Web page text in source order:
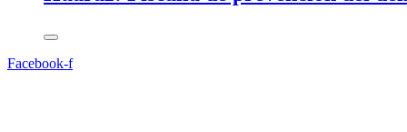
Facebook-f